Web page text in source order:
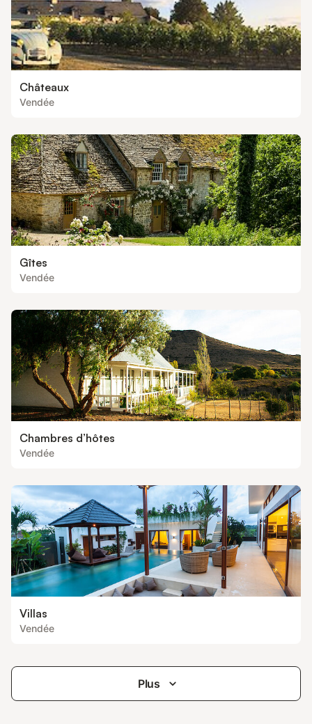
Châteaux
Vendée
Gîtes
Vendée
Chambres d’hôtes
Vendée
Villas
Vendée
Plus